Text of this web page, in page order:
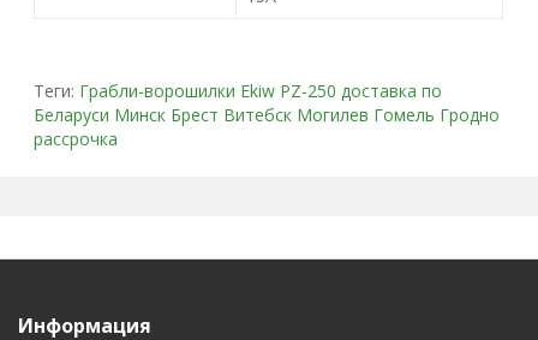
Теги: Грабли-ворошилки Ekiw PZ-250 доставка по
Беларуси Минск Брест Витебск Могилев Гомель Гродно
рассрочка
Информация